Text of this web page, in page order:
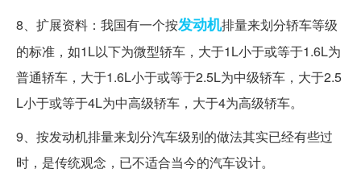
8、扩展资料：我国有一个按发动机排量来划分轿车等级
的标准，如1L以下为微型轿车，大于1L小于或等于1.6L为
普通轿车，大于1.6L小于或等于2.5L为中级轿车，大于2.5
L小于或等于4L为中高级轿车，大于4为高级轿车。
9、按发动机排量来划分汽车级别的做法其实已经有些过
时，是传统观念，已不适合当今的汽车设计。